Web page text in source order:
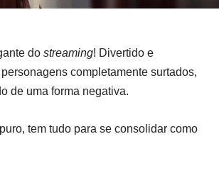
do streaming! Divertido e
completamente surtados,
de uma forma negativa.
tem tudo para se consolidar como